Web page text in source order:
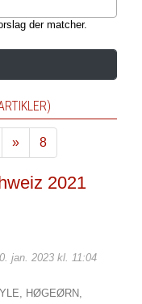
der matcher.
»
Næste
8
2021
jan. 2023 kl. 11:04
HØGEØRN,